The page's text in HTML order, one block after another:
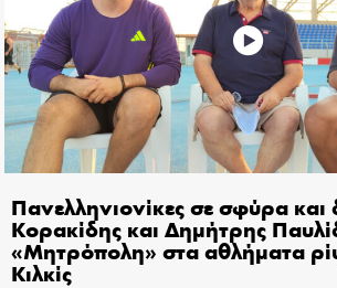
Πανελληνιονίκες σε σφύρα και
Κορακίδης και Δημήτρης
«Μητρόπολη» στα αθλήματα
Κιλκίς